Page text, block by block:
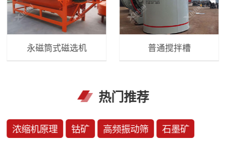
永磁筒式磁选机 普通搅拌槽
热门推荐
浓缩机原理 钴矿 高频振动筛 石墨矿